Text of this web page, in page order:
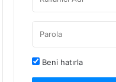
Beni hatırla